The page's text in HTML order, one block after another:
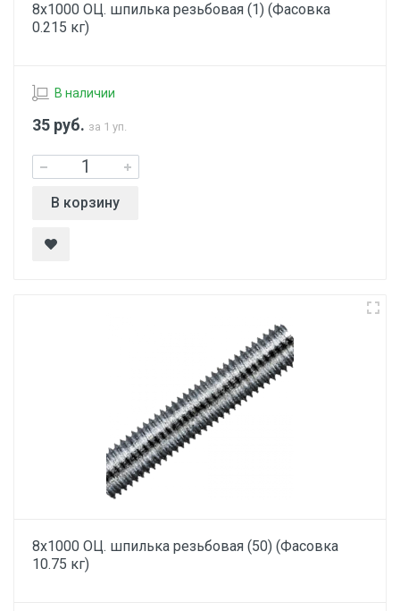
8х1000 ОЦ. шпилька резьбовая (1) (Фасовка
0.215 кг)
В наличии
35 руб. за 1 уп.
В корзину
8х1000 ОЦ. шпилька резьбовая (50) (Фасовка
10.75 кг)